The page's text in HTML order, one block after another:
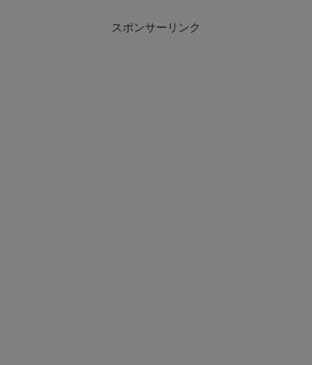
スポンサーリンク